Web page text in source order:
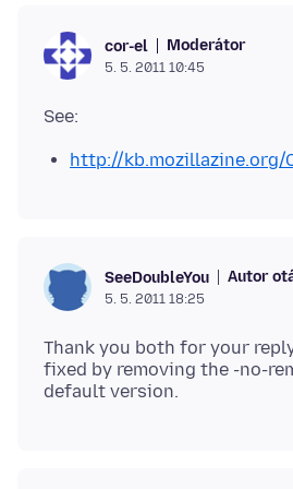
cor-el Moderátor
5. 5. 2011 10:45
http://kb.mozillazine.org/
SeeDoubleYou Autor
5. 5. 2011 18:25
Thank you both for your
fixed by removing the -no-